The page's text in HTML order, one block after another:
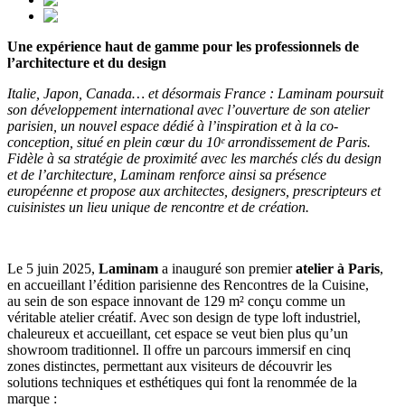
Une expérience haut de gamme pour les professionnels de
l’architecture et du design
Italie, Japon, Canada… et désormais France : Laminam poursuit
son développement international avec l’ouverture de son atelier
parisien, un nouvel espace dédié à l’inspiration et à la co-
conception, situé en plein cœur du 10ᵉ arrondissement de Paris.
Fidèle à sa stratégie de proximité avec les marchés clés du design
et de l’architecture, Laminam renforce ainsi sa présence
européenne et propose aux architectes, designers, prescripteurs et
cuisinistes un lieu unique de rencontre et de création.
Le 5 juin 2025, Laminam a inauguré son premieratelier à Paris,
en accueillant l’édition parisienne des Rencontres de la Cuisine,
au sein de son espace innovant de 129 m² conçu comme un
véritable atelier créatif. Avec son design de type loft industriel,
chaleureux et accueillant, cet espace se veut bien plus qu’un
showroom traditionnel. Il offre un parcours immersif en cinq
zones distinctes, permettant aux visiteurs de découvrir les
solutions techniques et esthétiques qui font la renommée de la
marque :